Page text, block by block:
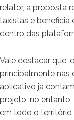
relator, a proposta
taxistas e beneficia
dentro das
Vale destacar que,
principalmente nas
aplicativo já
projeto, no
em todo o território